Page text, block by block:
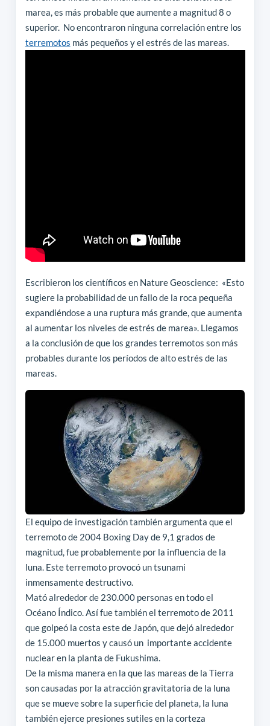
marea, es más probable que aumente a magnitud 8 o
superior. No encontraron ninguna correlación entre los
terremotos más pequeños y el estrés de las mareas.
Escribieron los científicos en Nature Geoscience: «Esto
sugiere la probabilidad de un fallo de la roca pequeña
expandiéndose a una ruptura más grande, que aumenta
al aumentar los niveles de estrés de marea». Llegamos
a la conclusión de que los grandes terremotos son más
probables durante los períodos de alto estrés de las
mareas.
El equipo de investigación también argumenta que el
terremoto de 2004 Boxing Day de 9,1 grados de
magnitud, fue probablemente por la influencia de la
luna. Este terremoto provocó un tsunami
inmensamente destructivo.
Mató alrededor de 230.000 personas en todo el
Océano Índico. Así fue también el terremoto de 2011
que golpeó la costa este de Japón, que dejó alrededor
de 15.000 muertos y causó un importante accidente
nuclear en la planta de Fukushima.
De la misma manera en la que las mareas de la Tierra
son causadas ​​por la atracción gravitatoria de la luna
que se mueve sobre la superficie del planeta, la luna
también ejerce presiones sutiles en la corteza